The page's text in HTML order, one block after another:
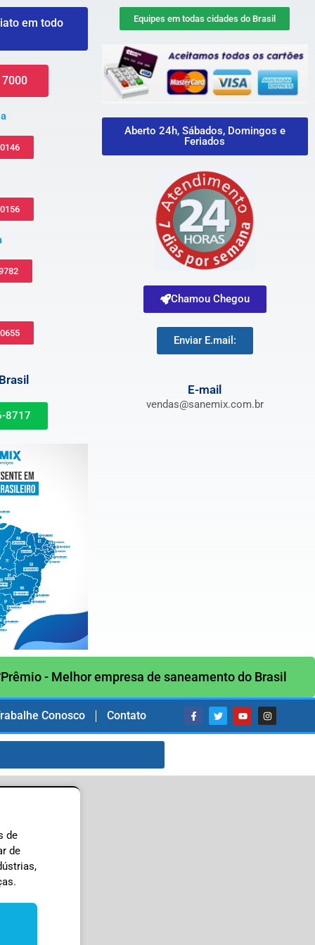
em todo
8717
Equipes em todas cidades do Brasil
Aberto 24h, Sábados, Domingos e
Feriados
Chamou Chegou
Enviar E.mail:
E-mail
vendas@sanemix.com.br
Prêmio - Melhor empresa de saneamento do Brasil
Conosco Contato
de
de